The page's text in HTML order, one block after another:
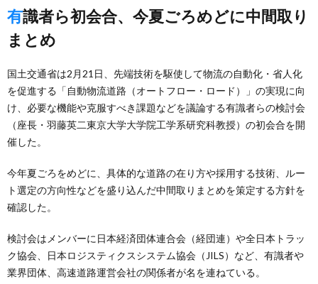
有識者ら初会合、今夏ごろめどに中間取り
まとめ
国土交通省は2月21日、先端技術を駆使して物流の自動化・省人化
を促進する「自動物流道路（オートフロー・ロード）」の実現に向
け、必要な機能や克服すべき課題などを議論する有識者らの検討会
（座長・羽藤英二東京大学大学院工学系研究科教授）の初会合を開
催した。
今年夏ごろをめどに、具体的な道路の在り方や採用する技術、ルー
ト選定の方向性などを盛り込んだ中間取りまとめを策定する方針を
確認した。
検討会はメンバーに日本経済団体連合会（経団連）や全日本トラッ
ク協会、日本ロジスティクスシステム協会（JILS）など、有識者や
業界団体、高速道路運営会社の関係者が名を連ねている。